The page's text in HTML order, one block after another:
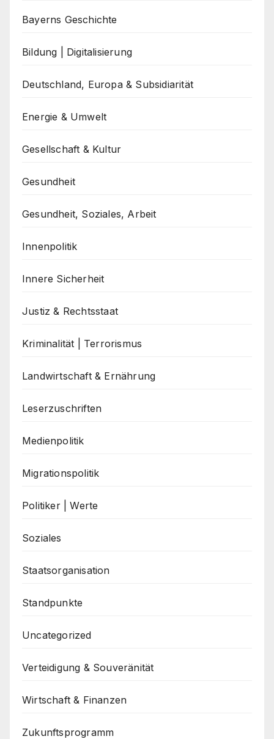
Bayerns Geschichte
Bildung | Digitalisierung
Deutschland, Europa & Subsidiarität
Energie & Umwelt
Gesellschaft & Kultur
Gesundheit
Gesundheit, Soziales, Arbeit
Innenpolitik
Innere Sicherheit
Justiz & Rechtsstaat
Kriminalität | Terrorismus
Landwirtschaft & Ernährung
Leserzuschriften
Medienpolitik
Migrationspolitik
Politiker | Werte
Soziales
Staatsorganisation
Standpunkte
Uncategorized
Verteidigung & Souveränität
Wirtschaft & Finanzen
Zukunftsprogramm